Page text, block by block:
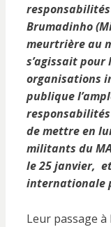
Brumadinho
meurtrière au
s’agissait
organisations
publique
de mettre en
militants du
le 25 janvier,
internationale
Leur passage à